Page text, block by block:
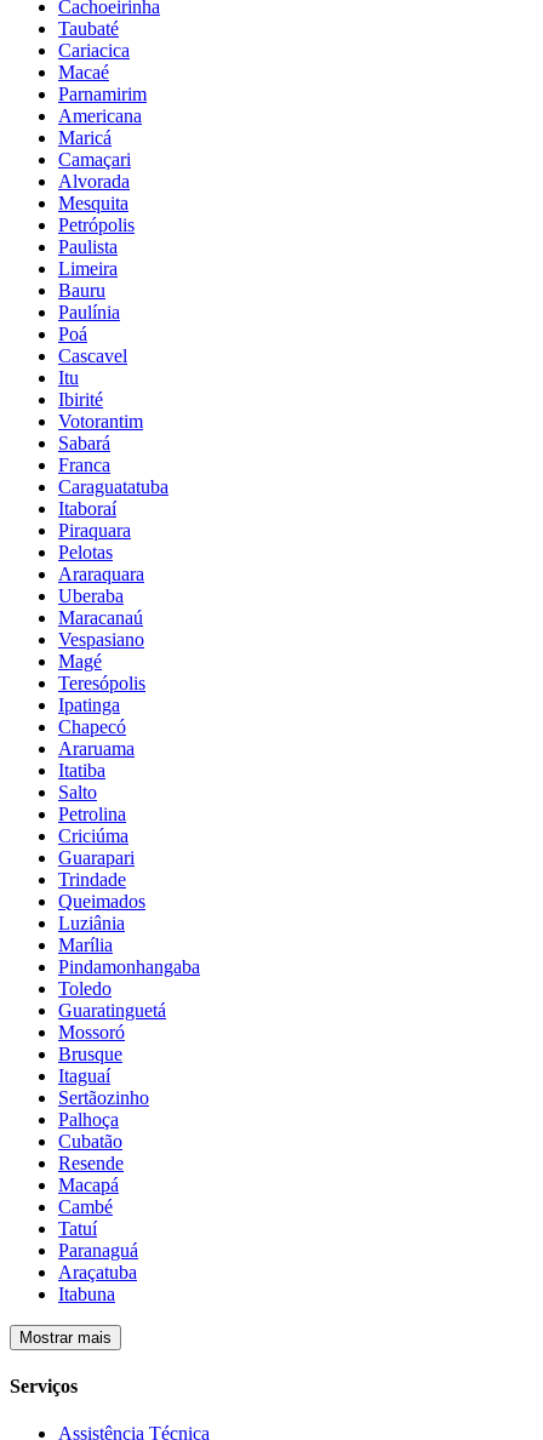
Cachoeirinha
Taubaté
Cariacica
Macaé
Parnamirim
Americana
Maricá
Camaçari
Alvorada
Mesquita
Petrópolis
Paulista
Limeira
Bauru
Paulínia
Poá
Cascavel
Itu
Ibirité
Votorantim
Sabará
Franca
Caraguatatuba
Itaboraí
Piraquara
Pelotas
Araraquara
Uberaba
Maracanaú
Vespasiano
Magé
Teresópolis
Ipatinga
Chapecó
Araruama
Itatiba
Salto
Petrolina
Criciúma
Guarapari
Trindade
Queimados
Luziânia
Marília
Pindamonhangaba
Toledo
Guaratinguetá
Mossoró
Brusque
Itaguaí
Sertãozinho
Palhoça
Cubatão
Resende
Macapá
Cambé
Tatuí
Paranaguá
Araçatuba
Itabuna
Mostrar mais
Serviços
Assistência Técnica